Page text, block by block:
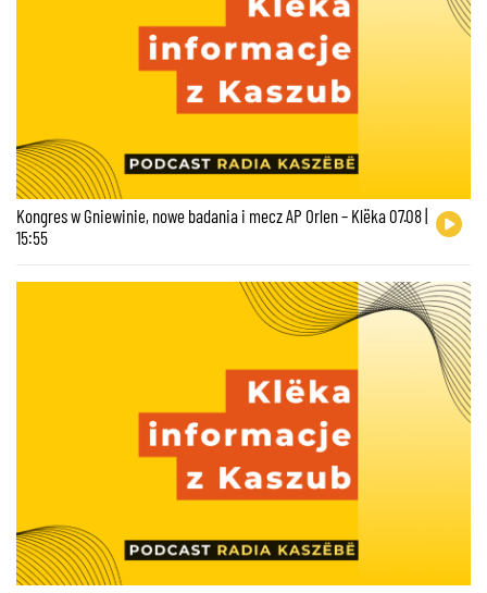
Kongres w Gniewinie, nowe badania i mecz AP Orlen – Klëka 07.08 |
15:55